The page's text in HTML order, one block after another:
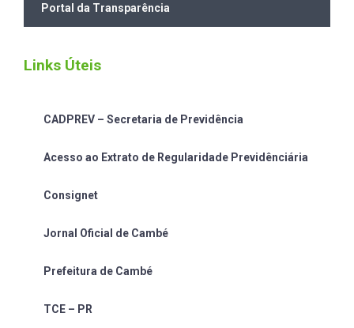
Portal da Transparência
Links Úteis
CADPREV – Secretaria de Previdência
Acesso ao Extrato de Regularidade Previdênciária
Consignet
Jornal Oficial de Cambé
Prefeitura de Cambé
TCE – PR